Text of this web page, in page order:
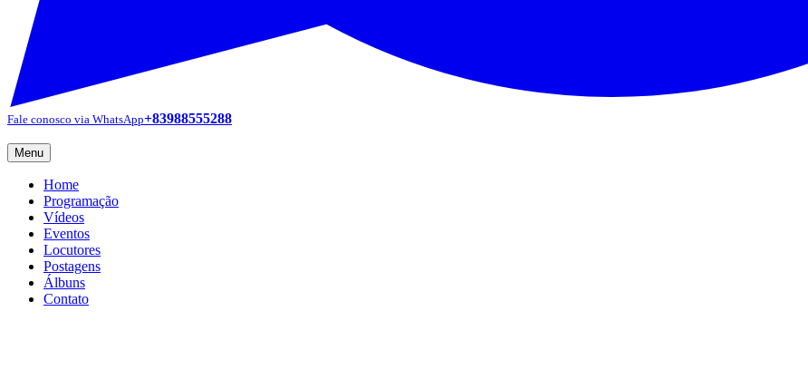
Fale conosco via WhatsApp+83988555288
Menu
Home
Programação
Vídeos
Eventos
Locutores
Postagens
Álbuns
Contato